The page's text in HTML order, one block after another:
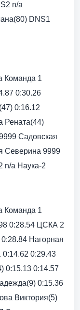
n/a
DNS1
Команда 1
0:30.26
0:16.12
Рената(44)
Садовская
Северина 9999
n/a Наука-2
Команда 1
0:28.54 ЦСКА 2
Нагорная
0:29.43
0:15.13 0:14.57
0:15.36
Виктория(5)